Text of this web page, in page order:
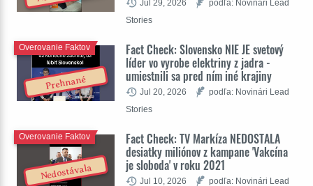
Jul 29, 2026
podľa: Novinári Lead
Stories
Prehnané
Fact Check: Slovensko NIE JE svetový
líder vo vyrobe elektriny z jadra -
umiestnili sa pred ním iné krajiny
Overovanie Faktov
Jul 20, 2026
podľa: Novinári Lead
Stories
Nedostávala
Fact Check: TV Markíza NEDOSTALA
desiatky miliónov z kampane 'Vakcína
je sloboda' v roku 2021
Overovanie Faktov
Jul 10, 2026
podľa: Novinári Lead